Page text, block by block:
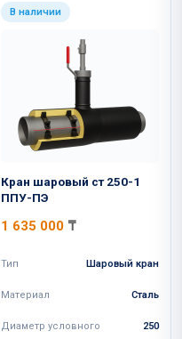
В наличии
Кран шаровый ст 250-1
ППУ-ПЭ
1 635 000 ₸
Тип Шаровый кран
Материал Сталь
Диаметр условного 250